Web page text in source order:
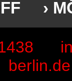
›
berlin.de